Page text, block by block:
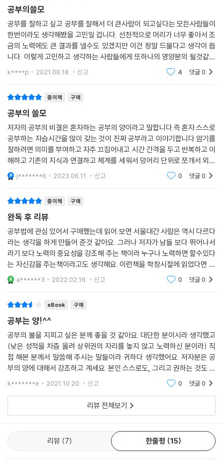
--- 「시험을 절대 망치지 않는 6가지 기술」 중에서
미국의 심리학자 앤절라 더크워스는 『그릿』에서 이런 공식을 제시했다. 성
공해 내는 사람들과 그렇지 않은 사람들을 오랜 기간 동안 비교?관찰한 결
과 나온 공식이라고 한다.
기술 = 재능×노력, 성취 = 기술×노력.
성취 = 재능×노력2.
이 공식이 의미하는 바는, 성공하는 데는 타고난 재능도 중요하지만 후천
절한 마음을 갖는 것 자체가 재능에 속한다고 생각한다. 즉, 여러분은 이미
공부에 대한 재능을 기본적으로 갖추고 있는 셈이다. 재능을 가진 자신을
믿고 열심히 노력해서, 여러분이 이루고자 하는 것을 꼭 성취해 내길 바란
를 많이 했는데도 성적이 지지부진하다고 하소연하는 학생들, 이번 방학에
혼자 공부하는 습관을 기르고자 하는 학생에게 이 책은 새로운 공부 출발
점이 되어 줄 것이다.
“공부는 혼자 할 때
최고의 혼공 바이블
『공부의 쓸모』는 혼자 공부의 절대량을 채울 생각도 없이 효율이나 요령만
으로 성적을 올리는 법을 알려 주지 않는다. 중요한 것은 일단 혼자 많이 공
부해야 한다는 점, 그 자체다. 아무리 좋은 스타강사의 수업도 실제로 시간
을 들여 혼자 공부하지 않는다면 소용이 없다. 그래서 공부를 많이 한다는
것의 의미는 혼자 스스로 공부하는 시간, 즉 자습 시간이 많다는 의미다. 하
한다고 되는 것도 아니다. 자칫 잘못된 방법으로 혼자 공부할 경우 허송세
문이다.
『공부의 쓸모』에는 혼자 공부하는 습관이 배어 있지 않은 사람들이 어떻게
공부해야 하는지, 얼마나 공부해야 하는지, 수업에서 배운 내용을 완전히
이해했다는 것의 기준은 무엇인지 등 유용한 혼자 공부의 팁들이 가득 담
겨있다. 값비싼 커리큘럼, 유명한 강사, 복잡한 공부 비법이 필요한 것이 아
니라 공부의 본질에 집중하기에 누구나 실천 가능한 수준이다.
언정 지름길은 없기 때문이다. 올 여름방학, 공부에 대한 마음을 새롭게 다
잡고 지속 가능한 성적 상승의 확실한 비결을 알고 싶다면『공부의 쓸모』가
큰 도움이 될 것이다.
공부의쓸모
공부를 잘하고 싶고 공부를 잘해서 더 큰사람이 되고싶다는 모든사람들이
한번이라도 생각해봤을 고민일 겁니다. 선천적으로 머리가 너무 좋아서 조
금의 노력에도 큰 결과를 낼수도 있겠지만 이건 정말 드물다고 생각이 듭
니다. 이렇게 고민하고 생각하는 사람들에게 또하나의 영양분의 될것같은
책이 바로 이책인것 같습니다. 물론 이책이 100% 정답이고 내 인생에 10
0% 터닝포인트가 될
k****p 2021.08.18. 신고 4 댓글0
종이책 구매
공부의 쓸모
저자의 공부의 비결은 혼자하는 공부의 양이라고 말합니다.즉 혼자 스스로
공부하는 자습시간을 많이 갖는 것이 진짜 공부라고 이야기합니다.암기를
잘하려면 의미를 부여하고 자주 끄집어내고 시간 간격을 두고 반복하고 이
해하고 기존의 지식과 연결하고 체계를 세워서 덩어리 단위로 쪼개서 외우
고 첫 글자들을 조합하고 기억의 궁전을 그리라고 합니다.시간관리에 개한
중요성도 강조
j*******6 2023.06.11. 신고 0 댓글0
종이책 구매
완독 후 리뷰
공부법에 관심 있어서 구매했는데 읽어 보면 서울대간 사람은 역시 다르다
라는 생각을 하게 만들어 준것 같아요. 그러나 저자가 남들 보다 뛰어나서
라기 보다 노력의 중요성을 강조해 주는 책이라 누구나 노력하면 할수있다
는 자신감을 주는책이라고도 생각해요. 이런책을 학창시절에 읽었다면 더
도움이 됐을텐데 라는 때늦은 후회를 주기도 한 책입니다. 직업특성상 공
부는 계속 해야
a******3 2022.02.16. 신고 0 댓글0
eBook 구매
공부는 양!^^
공부의 불을 지피고 싶은 분께 좋을 것 같아요. 대단한 분이시라 생각했고
(낮은 성적을 차츰 올려 상위권의 자리를 놓지 않고 노력하신 분이라) 직
접 해본 분께서 말씀해 주시는 말들이라 귀하다 생각했어요. 저자분은 공
부의 양에 대해서 강조하고 계세요. 본인 스스로도, 그리고 권하는 것도 많
이 해야지 실력을 올릴 수 있다고 합니다. 지금도 노력하시는 분이시니 직
k*******e 2021.10.20. 신고 0 댓글0
리뷰 전체보기
리뷰 7 한줄평 15